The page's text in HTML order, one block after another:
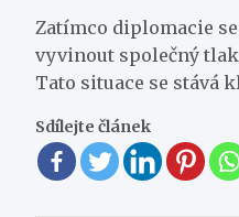
Zatímco diplomacie
vyvinout společný
Tato situace se stává
Sdílejte článek